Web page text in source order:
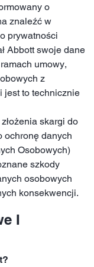
o
znaleźć w
prywatności
Abbott swoje dane
umowy,
z
jest to technicznie
skargi do
ochronę danych
Osobowych)
szkody
osobowych
konsekwencji.
I